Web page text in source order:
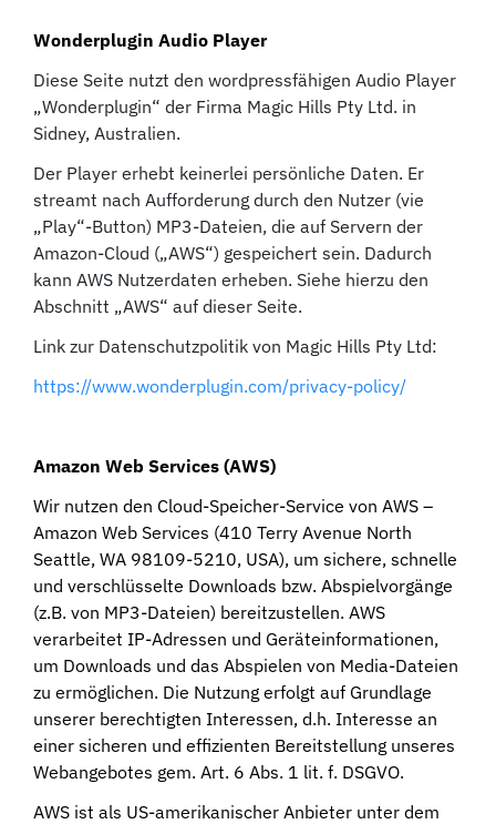
Wonderplugin Audio Player
Diese Seite nutzt den wordpressfähigen Audio Player
„Wonderplugin“ der Firma Magic Hills Pty Ltd. in
Sidney, Australien.
Der Player erhebt keinerlei persönliche Daten. Er
streamt nach Aufforderung durch den Nutzer (vie
„Play“-Button) MP3-Dateien, die auf Servern der
Amazon-Cloud („AWS“) gespeichert sein. Dadurch
kann AWS Nutzerdaten erheben. Siehe hierzu den
Abschnitt „AWS“ auf dieser Seite.
Link zur Datenschutzpolitik von Magic Hills Pty Ltd:
https://www.wonderplugin.com/privacy-policy/
Amazon Web Services (AWS)
Wir nutzen den Cloud-Speicher-Service von AWS –
Amazon Web Services (410 Terry Avenue North
Seattle, WA 98109-5210, USA), um sichere, schnelle
und verschlüsselte Downloads bzw. Abspielvorgänge
(z.B. von MP3-Dateien) bereitzustellen. AWS
verarbeitet IP-Adressen und Geräteinformationen,
um Downloads und das Abspielen von Media-Dateien
zu ermöglichen. Die Nutzung erfolgt auf Grundlage
unserer berechtigten Interessen, d.h. Interesse an
einer sicheren und effizienten Bereitstellung unseres
Webangebotes gem. Art. 6 Abs. 1 lit. f. DSGVO.
AWS ist als US-amerikanischer Anbieter unter dem